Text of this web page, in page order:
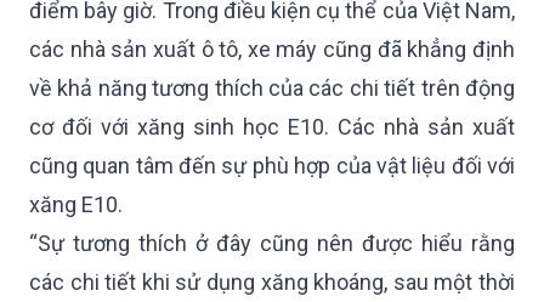
điểm bây giờ. Trong điều kiện cụ thể của Việt Nam,
các nhà sản xuất ô tô, xe máy cũng đã khẳng định
về khả năng tương thích của các chi tiết trên động
cơ đối với xăng sinh học E10. Các nhà sản xuất
cũng quan tâm đến sự phù hợp của vật liệu đối với
xăng E10.
“Sự tương thích ở đây cũng nên được hiểu rằng
các chi tiết khi sử dụng xăng khoáng, sau một thời